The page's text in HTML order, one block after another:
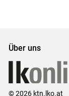
Über uns
© 2026 ktn.lko.at